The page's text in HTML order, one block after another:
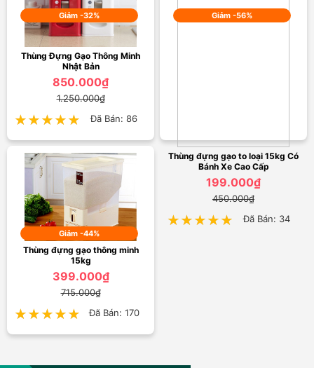
Giảm -32%
Thùng Đựng Gạo Thông Minh
Nhật Bản
850.000₫
1.250.000₫
★★★★★
★★★★★ Đã Bán: 86
Giảm -56%
Thùng đựng gạo to loại 15kg Có
Bánh Xe Cao Cấp
199.000₫
450.000₫
★★★★★
★★★★★ Đã Bán: 34
Giảm -44%
Thùng đựng gạo thông minh
15kg
399.000₫
715.000₫
★★★★★
★★★★★ Đã Bán: 170